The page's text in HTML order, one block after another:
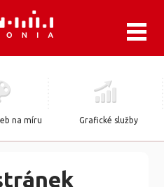
na míru Grafické služby